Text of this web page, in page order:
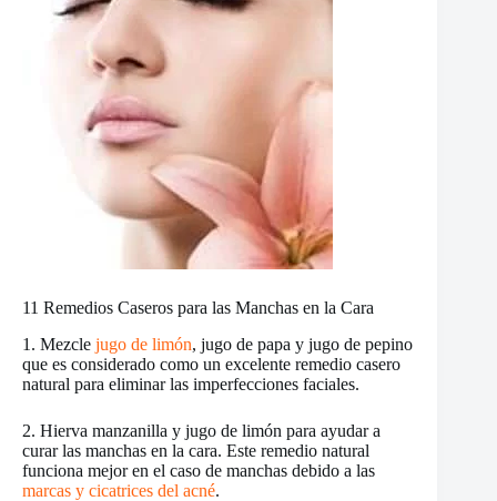
11 Remedios Caseros para las Manchas en la Cara
1. Mezcle jugo de limón, jugo de papa y jugo de pepino
que es considerado como un excelente remedio casero
natural para eliminar las imperfecciones faciales.
2. Hierva manzanilla y jugo de limón para ayudar a
curar las manchas en la cara. Este remedio natural
funciona mejor en el caso de manchas debido a las
marcas y cicatrices del acné.